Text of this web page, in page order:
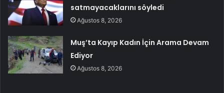
satmayacaklarını söyledi
Ağustos 8, 2026
Muş’ta Kayıp Kadın İçin Arama Devam
Ediyor
Ağustos 8, 2026